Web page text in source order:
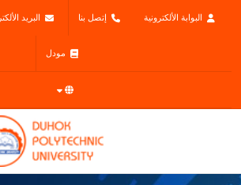
البوابة الألكترونية إتصل بنا البريد
مودل